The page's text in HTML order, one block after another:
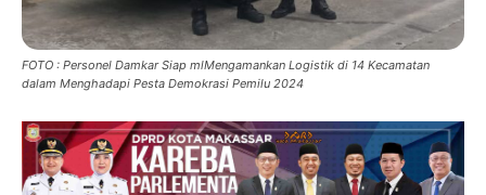
FOTO : Personel Damkar Siap mlMengamankan Logistik di 14 Kecamatan
dalam Menghadapi Pesta Demokrasi Pemilu 2024